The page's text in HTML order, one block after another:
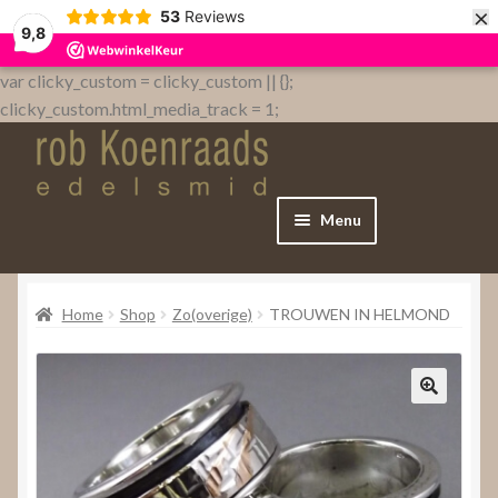
9,8
53 Reviews ×
var clicky_custom = clicky_custom || {};
clicky_custom.html_media_track = 1;
Menu
Home
Home Shop Zo(overige) TROUWEN IN HELMOND